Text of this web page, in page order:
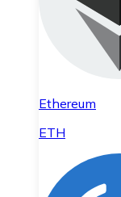
Ethereum
ETH